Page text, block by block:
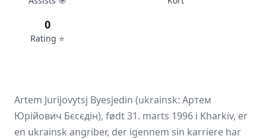
0
Rating ⭐️
Artem Jurijovytsj Byesjedin (ukrainsk: Артем
Юрійович Бєсєдін), født 31. marts 1996 i Kharkiv, er
en ukrainsk angriber, der igennem sin karriere har